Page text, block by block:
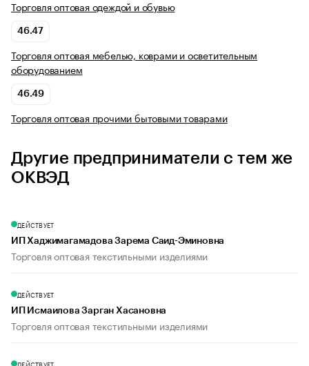
Торговля оптовая одеждой и обувью
46.47
Торговля оптовая мебелью, коврами и осветительным
оборудованием
46.49
Торговля оптовая прочими бытовыми товарами
Другие предприниматели с тем же
ОКВЭД
ДЕЙСТВУЕТ
ИП Хаджимагамадова Зарема Саид-Эминовна
Торговля оптовая текстильными изделиями
ДЕЙСТВУЕТ
ИП Исмаилова Зарган Хасановна
Торговля оптовая текстильными изделиями